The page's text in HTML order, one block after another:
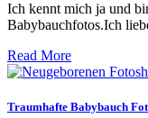
Ich kennt mich ja und
Babybauchfotos.Ich
Read More
Traumhafte Babybauch